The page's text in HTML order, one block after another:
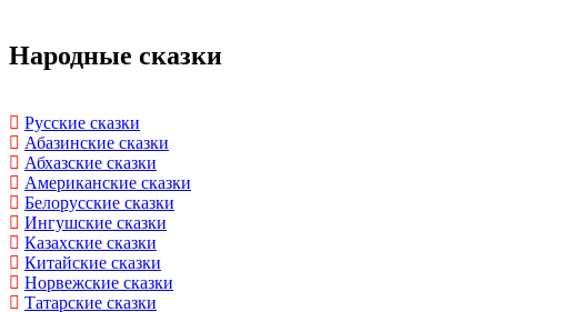
Народные сказки
Русские сказки
Абазинские сказки
Абхазские сказки
Американские сказки
Белорусские сказки
Ингушские сказки
Казахские сказки
Китайские сказки
Норвежские сказки
Татарские сказки